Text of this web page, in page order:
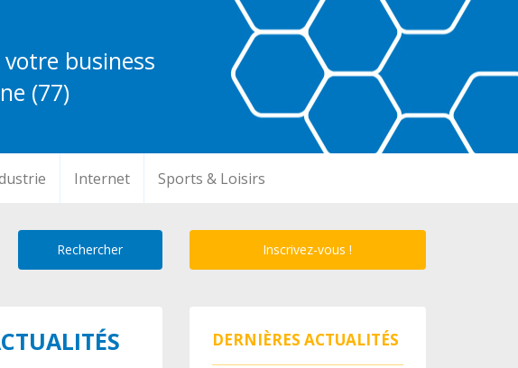
business
(77)
Internet Sports & Loisirs
Inscrivez-vous !
DERNIÈRES ACTUALITÉS